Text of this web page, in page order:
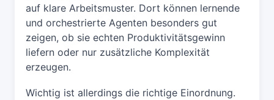
auf klare Arbeitsmuster. Dort können lernende
und orchestrierte Agenten besonders gut
zeigen, ob sie echten Produktivitätsgewinn
liefern oder nur zusätzliche Komplexität
erzeugen.
Wichtig ist allerdings die richtige Einordnung.